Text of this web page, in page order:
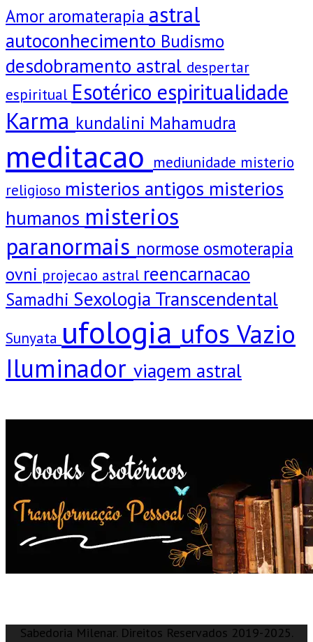
Amoraromaterapia astral
autoconhecimento Budismo
desdobramento astral despertar
espiritual Esotérico espiritualidade
Karma kundalini Mahamudra
meditacao mediunidade misterio
religioso misterios antigos misterios
humanos misterios
paranormais normose osmoterapia
ovni projecao astral reencarnacao
Samadhi Sexologia Transcendental
Sunyata ufologia ufos Vazio
Iluminador viagem astral
Sabedoria Milenar. Direitos Reservados 2019-2025.